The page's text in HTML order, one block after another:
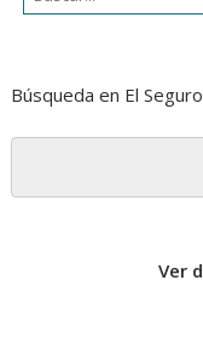
Búsqueda en El
Ver